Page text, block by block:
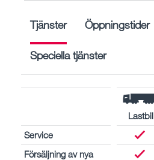
Tjänster Öppningstider
Speciella tjänster
Lastbil
Service
Försäljning av nya